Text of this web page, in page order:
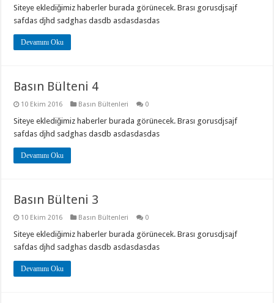
Siteye eklediğimiz haberler burada görünecek. Brası gorusdjsajf
safdas djhd sadghas dasdb asdasdasdas
Devamını Oku
Basın Bülteni 4
10 Ekim 2016 Basın Bültenleri 0
Siteye eklediğimiz haberler burada görünecek. Brası gorusdjsajf
safdas djhd sadghas dasdb asdasdasdas
Devamını Oku
Basın Bülteni 3
10 Ekim 2016 Basın Bültenleri 0
Siteye eklediğimiz haberler burada görünecek. Brası gorusdjsajf
safdas djhd sadghas dasdb asdasdasdas
Devamını Oku